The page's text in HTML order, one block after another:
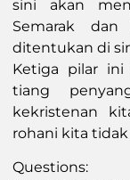
sini akan
Semarak
ditentukan di
Ketiga pilar ini
tiang
kekristenan
rohani kita
Questions: